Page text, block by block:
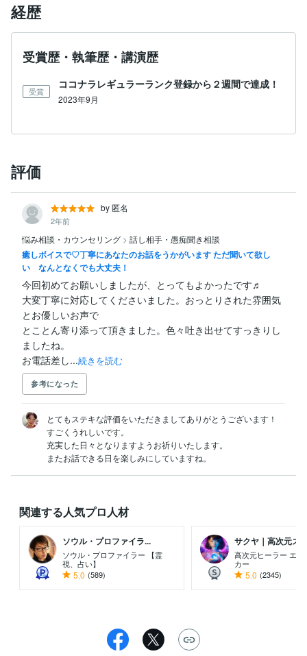
経歴
受賞歴・執筆歴・講演歴
受賞
ココナラレギュラーランク登録から２週間で達成！
2023年9月
評価
by 匿名
2年前
悩み相談・カウンセリング > 話し相手・愚痴聞き相談
癒しボイスで♡丁寧にあなたのお話をうかがいます ただ聞いて欲し
い なんとなくでも大丈夫！
今回初めてお願いしましたが、とってもよかったです♬
大変丁寧に対応してくださいました。おっとりされた雰囲気
とお優しいお声で
とことん寄り添って頂きました。色々吐き出せてすっきりし
ましたね。
お電話差し...続きを読む
参考になった
とてもステキな評価をいただきましてありがとうございます！
すごくうれしいです。
充実した日々となりますようお祈りいたします。
またお話できる日を楽しみにしていますね。
関連する人気プロ人材
ソウル・プロファイラ...
ソウル・プロファイラー 【霊
視、占い】
5.0 (589)
サクヤ｜高次元ス
高次元ヒーラー エネ
カー
5.0 (2345)